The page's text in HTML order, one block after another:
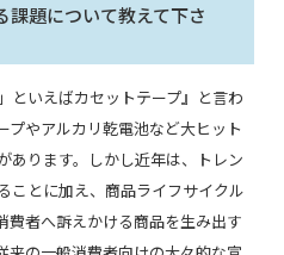
課題について教えて下さ
といえばカセットテープ』と言わ
プやアルカリ乾電池など大ヒット
あります。しかし近年は、トレン
ことに加え、商品ライフサイクル
費者へ訴えかける商品を生み出す